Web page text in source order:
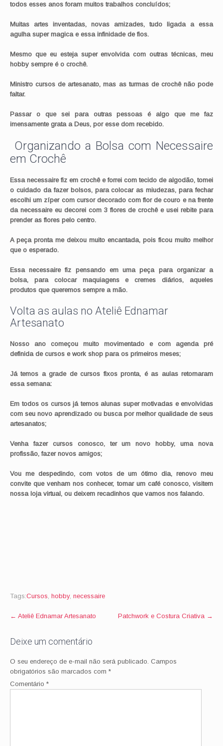
todos esses anos foram muitos trabalhos concluídos;
Muitas artes inventadas, novas amizades, tudo ligada a essa
agulha super magica e essa infinidade de fios.
Mesmo que eu esteja super envolvida com outras técnicas, meu
hobby sempre é o crochê.
Ministro cursos de artesanato, mas as turmas de crochê não pode
faltar.
Passar o que sei para outras pessoas é algo que me faz
imensamente grata a Deus, por esse dom recebido.
Organizando a Bolsa com Necessaire
em Crochê
Essa necessaire fiz em crochê e forrei com tecido de algodão, tomei
o cuidado da fazer bolsos, para colocar as miudezas, para fechar
escolhi um zíper com cursor decorado com flor de couro e na frente
da necessaire eu decorei com 3 flores de crochê e usei rebite para
prender as flores pelo centro.
A peça pronta me deixou muito encantada, pois ficou muito melhor
que o esperado.
Essa necessaire fiz pensando em uma peça para organizar a
bolsa, para colocar maquiagens e cremes diários, aqueles
produtos que queremos sempre a mão.
Volta as aulas no Ateliê Ednamar
Artesanato
Nosso ano começou muito movimentado e com agenda pré
definida de cursos e work shop para os primeiros meses;
Já temos a grade de cursos fixos pronta, é as aulas retornaram
essa semana:
Em todos os cursos já temos alunas super motivadas e envolvidas
com seu novo aprendizado ou busca por melhor qualidade de seus
artesanatos;
Venha fazer cursos conosco, ter um novo hobby, uma nova
profissão, fazer novos amigos;
Vou me despedindo, com votos de um ótimo dia, renovo meu
convite que venham nos conhecer, tomar um café conosco, visitem
nossa loja virtual, ou deixem recadinhos que vamos nos falando.
Tags:Cursos, hobby, necessaire
Post
← Ateliê Ednamar Artesanato Patchwork e Costura Criativa →
Deixe um comentário
O seu endereço de e-mail não será publicado. Campos
obrigatórios são marcados com *
Comentário *